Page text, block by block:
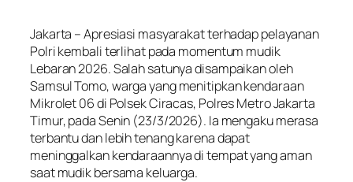
Jakarta – Apresiasi masyarakat terhadap pelayanan
Polri kembali terlihat pada momentum mudik
Lebaran 2026. Salah satunya disampaikan oleh
Samsul Tomo, warga yang menitipkan kendaraan
Mikrolet 06 di Polsek Ciracas, Polres Metro Jakarta
Timur, pada Senin (23/3/2026). Ia mengaku merasa
terbantu dan lebih tenang karena dapat
meninggalkan kendaraannya di tempat yang aman
saat mudik bersama keluarga.